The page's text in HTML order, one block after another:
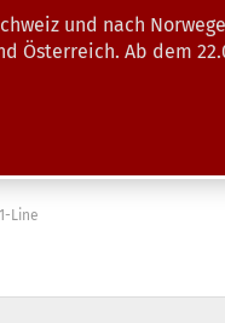
Suche...
und nach
Ab dem
Line